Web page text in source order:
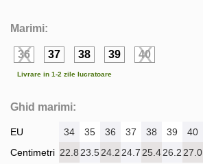
Marimi:
36 37 38 39 40
Livrare in 1-2 zile lucratoare
Ghid marimi:
EU
Centimetri
34 35 36 37 38 39
40
22.8 23.524.2 24.7 25.426.2 27.0